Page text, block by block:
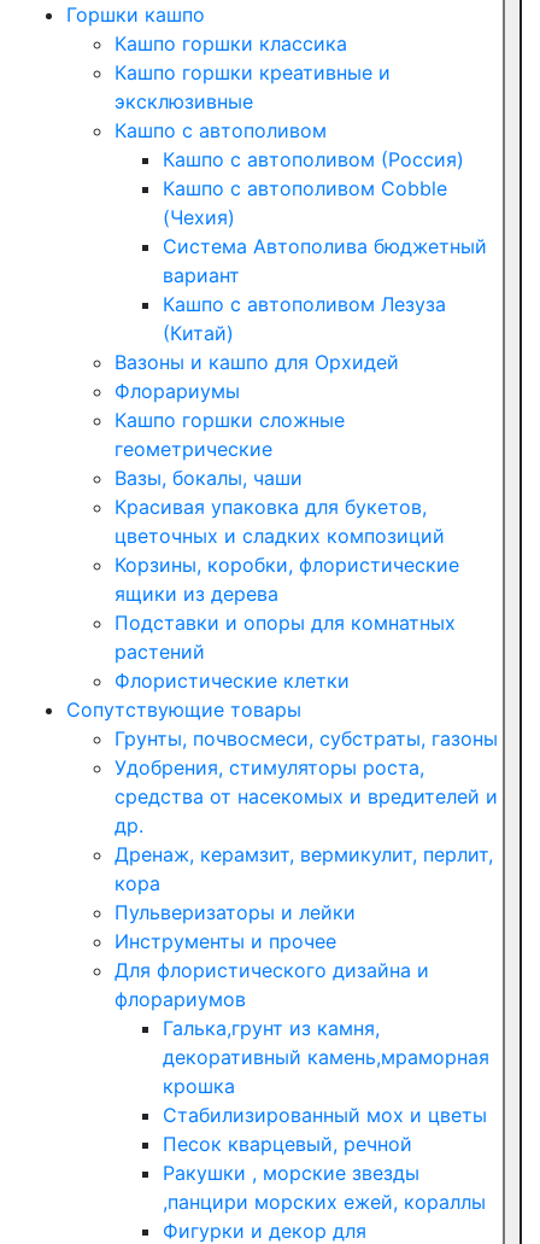
Горшки кашпо
Кашпо горшки классика
Кашпо горшки креативные и
эксклюзивные
Кашпо с автополивом
Кашпо с автополивом (Россия)
Кашпо с автополивом Cobble
(Чехия)
Система Автополива бюджетный
вариант
Кашпо с автополивом Лезуза
(Китай)
Вазоны и кашпо для Орхидей
Флорариумы
Кашпо горшки сложные
геометрические
Вазы, бокалы, чаши
Красивая упаковка для букетов,
цветочных и сладких композиций
Корзины, коробки, флористические
ящики из дерева
Подставки и опоры для комнатных
растений
Флористические клетки
Сопутствующие товары
Грунты, почвосмеси, субстраты, газоны
Удобрения, стимуляторы роста,
средства от насекомых и вредителей и
др.
Дренаж, керамзит, вермикулит, перлит,
кора
Пульверизаторы и лейки
Инструменты и прочее
Для флористического дизайна и
флорариумов
Галька,грунт из камня,
декоративный камень,мраморная
крошка
Стабилизированный мох и цветы
Песок кварцевый, речной
Ракушки , морские звезды
,панцири морских ежей, кораллы
Фигурки и декор для